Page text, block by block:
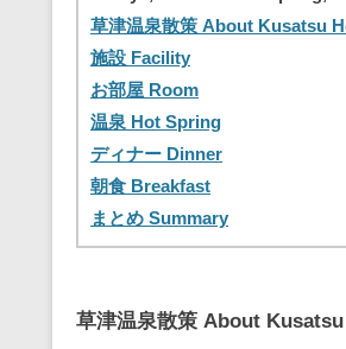
草津温泉散策 About Kusatsu
施設 Facility
お部屋 Room
温泉 Hot Spring
ディナー Dinner
朝食 Breakfast
まとめ Summary
草津温泉散策 About